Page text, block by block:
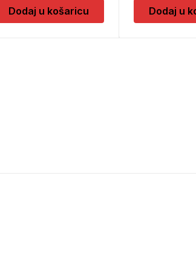
Dodaj u košaricu Dodaj u